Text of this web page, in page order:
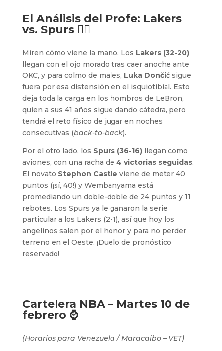
El Análisis del Profe: Lakers
vs. Spurs 🕵️‍♂️
Miren cómo viene la mano. Los Lakers (32-20)
llegan con el ojo morado tras caer anoche ante
OKC, y para colmo de males, Luka Dončićsigue
fuera por esa distensión en el isquiotibial. Esto
deja toda la carga en los hombros de LeBron,
quien a sus 41 años sigue dando cátedra, pero
tendrá el reto físico de jugar en noches
consecutivas (back-to-back).
Por el otro lado, los Spurs (36-16)llegan como
aviones, con una racha de 4 victorias seguidas.
El novato Stephon Castle viene de meter 40
puntos (¡sí, 40!) y Wembanyama está
promediando un doble-doble de 24 puntos y 11
rebotes. Los Spurs ya le ganaron la serie
particular a los Lakers (2-1), así que hoy los
angelinos salen por el honor y para no perder
terreno en el Oeste. ¡Duelo de pronóstico
reservado!
Cartelera NBA – Martes 10 de
febrero ⌚
(Horarios para Venezuela / Maracaibo – VET)